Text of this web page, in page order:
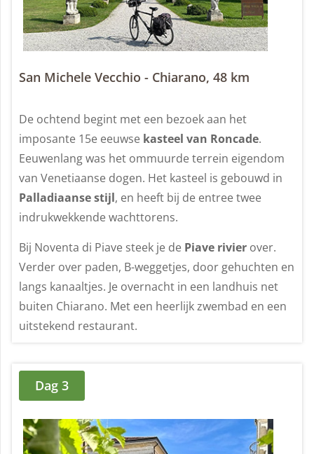
San Michele Vecchio - Chiarano, 48 km
De ochtend begint met een bezoek aan het
imposante 15e eeuwse kasteel van Roncade.
Eeuwenlang was het ommuurde terrein eigendom
van Venetiaanse dogen. Het kasteel is gebouwd in
Palladiaanse stijl, en heeft bij de entree twee
indrukwekkende wachttorens.
Bij Noventa di Piave steek je de Piave rivier over.
Verder over paden, B-weggetjes, door gehuchten en
langs kanaaltjes. Je overnacht in een landhuis net
buiten Chiarano. Met een heerlijk zwembad en een
uitstekend restaurant.
Dag 3